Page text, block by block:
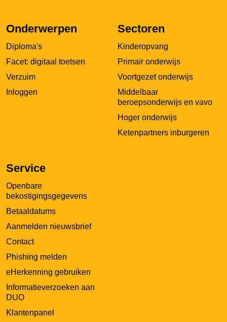
nieuw
Onderwerpen
Diploma's
Facet: digitaal toetsen
Verzuim
Inloggen
Sectoren
Kinderopvang
Primair onderwijs
Voortgezet onderwijs
Middelbaar
beroepsonderwijs en vavo
Hoger onderwijs
Ketenpartners inburgeren
Service
Openbare
bekostigingsgegevens
Betaaldatums
Aanmelden nieuwsbrief
Contact
Phishing melden
eHerkenning gebruiken
Informatieverzoeken aan
DUO
Klantenpanel